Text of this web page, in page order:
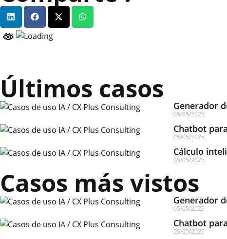
Últimos casos
Generador
05/05/2025
Chatbot
05/05/2025
Cálculo
05/05/2025
Casos más vistos
Generador
05/05/2025
Chatbot
05/05/2025